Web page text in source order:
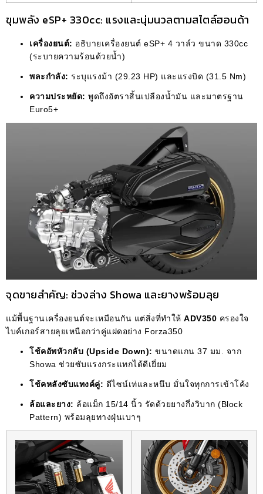
ขุมพลัง eSP+ 330cc: แรงและนุ่มนวลตามสไตล์ฮอนด้า
เครื่องยนต์: อธิบายเครื่องยนต์ eSP+ 4 วาล์ว ขนาด 330cc
(ระบายความร้อนด้วยน้ำ)
พละกำลัง: ระบุแรงม้า (29.23 HP) และแรงบิด (31.5 Nm)
ความประหยัด: พูดถึงอัตราสิ้นเปลืองน้ำมัน และมาตรฐาน
Euro5+
จุดขายสำคัญ: ช่วงล่าง Showa และยางพร้อมลุย
แม้พื้นฐานเครื่องยนต์จะเหมือนกัน แต่สิ่งที่ทำให้ ADV350 ครองใจ
ไบค์เกอร์สายลุยเหนือกว่าคู่แฝดอย่าง Forza350
โช้คอัพหัวกลับ (Upside Down): ขนาดแกน 37 มม. จาก
Showa ช่วยซับแรงกระแทกได้ดีเยี่ยม
โช้คหลังซับแทงค์คู่: ดีไซน์เท่และหนึบ มั่นใจทุกการเข้าโค้ง
ล้อและยาง: ล้อแม็ก 15/14 นิ้ว รัดด้วยยางกึ่งวิบาก (Block
Pattern) พร้อมลุยทางฝุ่นเบาๆ